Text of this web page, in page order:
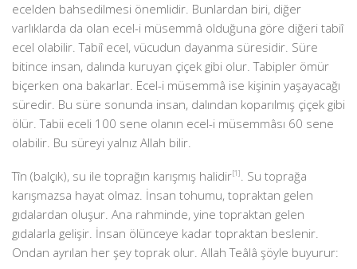
ecelden bahsedilmesi önemlidir. Bunlardan biri, diğer
varlıklarda da olan ecel-i müsemmâ olduğuna göre diğeri tabiî
ecel olabilir. Tabiî ecel, vücudun dayanma süresidir. Süre
bitince insan, dalında kuruyan çiçek gibi olur. Tabipler ömür
biçerken ona bakarlar. Ecel-i müsemmâ ise kişinin yaşayacağı
süredir. Bu süre sonunda insan, dalından koparılmış çiçek gibi
ölür. Tabii eceli 100 sene olanın ecel-i müsemmâsı 60 sene
olabilir. Bu süreyi yalnız Allah bilir.
Tîn (balçık), su ile toprağın karışmış halidir[1]. Su toprağa
karışmazsa hayat olmaz. İnsan tohumu, topraktan gelen
gıdalardan oluşur. Ana rahminde, yine topraktan gelen
gıdalarla gelişir. İnsan ölünceye kadar topraktan beslenir.
Ondan ayrılan her şey toprak olur. Allah Teâlâ şöyle buyurur: